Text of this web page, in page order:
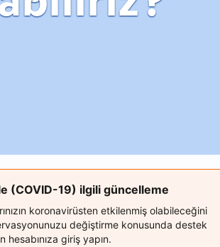
(COVID-19) ilgili güncelleme
koronavirüsten etkilenmiş olabileceğini
değiştirme konusunda destek
hesabınıza giriş yapın.